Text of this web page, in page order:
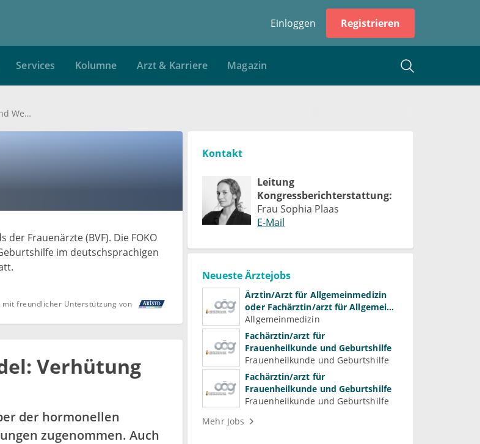
Einloggen Registrieren
Services Kolumne Arzt & Karriere Magazin
Frauengesundheit im Wandel: Verhütung und Wechseljahre
Frauenärzte (BVF). Die FOKO
im deutschsprachigen
freundlicher Unterstützung von
Verhütung
der hormonellen
zugenommen. Auch
Kontakt
Leitung
Kongressberichterstattung:
Frau Sophia Plaas
E-Mail
Neueste Ärztejobs
Ärztin/Arzt für Allgemeinmedizin
oder Fachärztin/arzt für Allgemein-
und Familienmedizin für
Psychiatrie und
Psychotherapeutische Medizin
Allgemeinmedizin
Fachärztin/arzt für
Frauenheilkunde und Geburtshilfe
Frauenheilkunde und Geburtshilfe
Fachärztin/arzt für
Frauenheilkunde und Geburtshilfe
Frauenheilkunde und Geburtshilfe
Mehr Jobs